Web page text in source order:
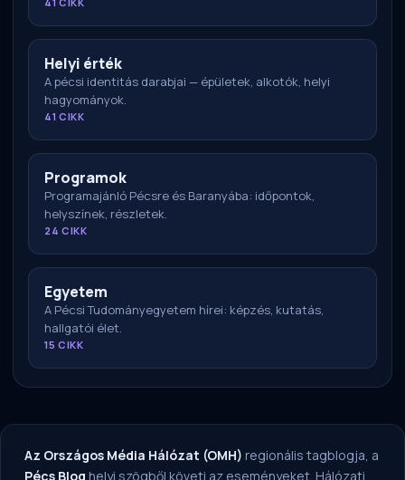
Helyi érték
A pécsi identitás darabjai — épületek, alkotók, helyi
hagyományok.
41 CIKK
Programok
Programajánló Pécsre és Baranyába: időpontok,
helyszínek, részletek.
24 CIKK
Egyetem
A Pécsi Tudományegyetem hírei: képzés, kutatás,
hallgatói élet.
15 CIKK
Az Országos Média Hálózat (OMH) regionális tagblogja, a
Pécs Blog helyi szögből követi az eseményeket. Hálózati